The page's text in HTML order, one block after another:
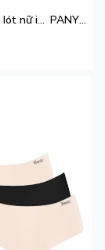
PANY114